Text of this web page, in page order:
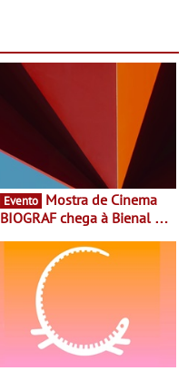
Evento
BIOGRAF chega à Bienal de
Documentário, ensaio
fílmico e práticas artísticas